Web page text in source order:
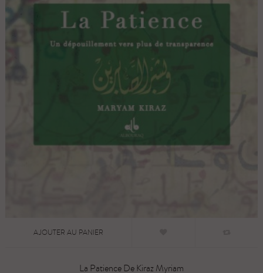
AJOUTER AU PANIER
La Patience De Kiraz Myriam